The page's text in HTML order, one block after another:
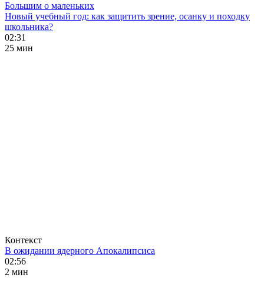
Большим о маленьких
Новый учебный год: как защитить зрение, осанку и походку
школьника?
02:31
25 мин
Контекст
В ожидании ядерного Апокалипсиса
02:56
2 мин